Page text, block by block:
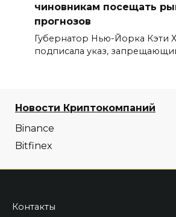
чиновникам посещать
прогнозов
Губернатор Нью-Йорка Кэти
подписала указ,
Новости Криптокомпаний
Binance
Bitfinex
Контакты